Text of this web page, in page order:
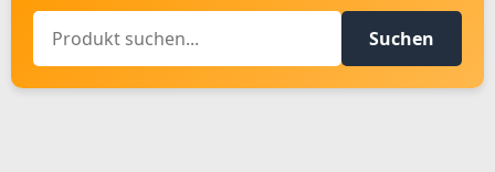
Suchen